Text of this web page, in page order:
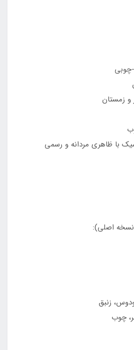
چوبی
و زمستان
با ظاهری مردانه و رسمی
نسخه اصلی):
زنبق
چوب